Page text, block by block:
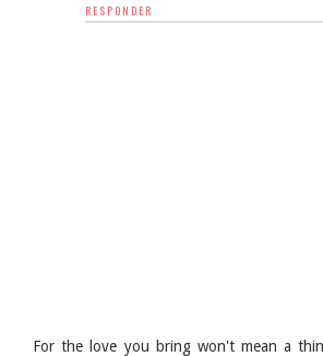
RESPONDER
For the love you bring won't mean a